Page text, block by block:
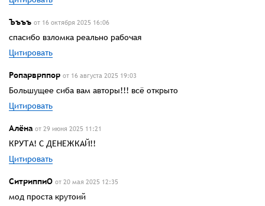
Ъъъъ от 16 октября 2025 16:06
спасибо взломка реально рабочая
Цитировать
Ропарврппор от 16 августа 2025 19:03
Большущее сиба вам авторы!!! всё открыто
Цитировать
Алёна от 29 июня 2025 11:21
КРУТА! С ДЕНЕЖКАЙ!!
Цитировать
СитриппиО от 20 мая 2025 12:35
мод проста крутоий